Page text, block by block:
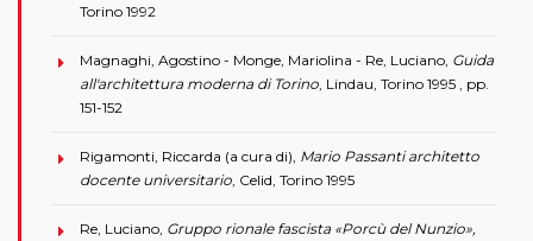
Torino 1992
Magnaghi, Agostino - Monge, Mariolina - Re, Luciano, Guida
all'architettura moderna di Torino , Lindau, Torino 1995 , pp.
151-152
Rigamonti, Riccarda (a cura di), Mario Passanti architetto
docente universitario , Celid, Torino 1995
Re, Luciano, Gruppo rionale fascista «Porcù del Nunzio»,